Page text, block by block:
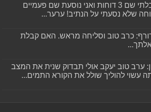
סיון: אני קיבלתי שם 3 דוחות ואני נוסעת שם פעמיים
שלא נסעתי על הנתיב! ערער...
כרב טוב וסליחה מראש. האם קבלת
ערב טוב יעקב אולי תבדוק שנית את המצב
עשוי להוליך שולל את הקורא התמים...